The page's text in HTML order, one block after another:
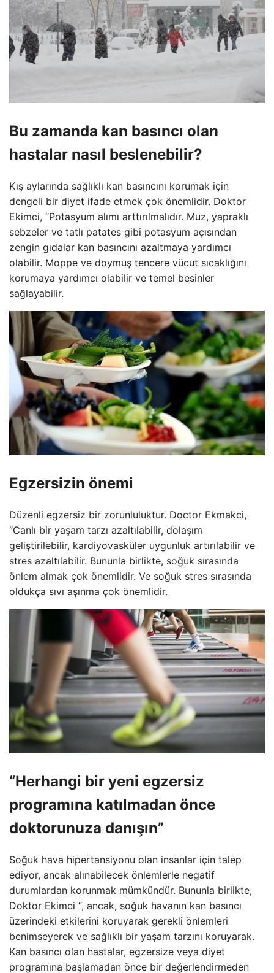
Bu zamanda kan basıncı olan
hastalar nasıl beslenebilir?
Kış aylarında sağlıklı kan basıncını korumak için
dengeli bir diyet ifade etmek çok önemlidir. Doktor
Ekimci, “Potasyum alımı arttırılmalıdır. Muz, yapraklı
sebzeler ve tatlı patates gibi potasyum açısından
zengin gıdalar kan basıncını azaltmaya yardımcı
olabilir. Moppe ve doymuş tencere vücut sıcaklığını
korumaya yardımcı olabilir ve temel besinler
sağlayabilir.
Egzersizin önemi
Düzenli egzersiz bir zorunluluktur. Doctor Ekmakci,
“Canlı bir yaşam tarzı azaltılabilir, dolaşım
geliştirilebilir, kardiyovasküler uygunluk artırılabilir ve
stres azaltılabilir. Bununla birlikte, soğuk sırasında
önlem almak çok önemlidir. Ve soğuk stres sırasında
oldukça sıvı aşınma çok önemlidir.
“Herhangi bir yeni egzersiz
programına katılmadan önce
doktorunuza danışın”
Soğuk hava hipertansiyonu olan insanlar için talep
ediyor, ancak alınabilecek önlemlerle negatif
durumlardan korunmak mümkündür. Bununla birlikte,
Doktor Ekimci “, ancak, soğuk havanın kan basıncı
üzerindeki etkilerini koruyarak gerekli önlemleri
benimseyerek ve sağlıklı bir yaşam tarzını koruyarak.
Kan basıncı olan hastalar, egzersize veya diyet
programına başlamadan önce bir değerlendirmeden